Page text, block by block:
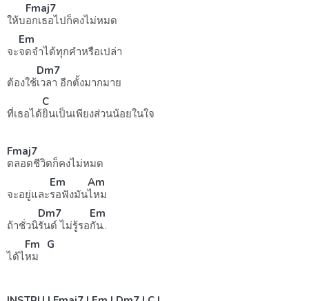
ให้บ
Fmaj7
อกเธอไปก็คงไม่หมด
จะ
Em
จดจำได้ทุกคำหรือเปล่า
ต้องใช้
Dm7
เวลา อีกตั้งมากมาย
ที่เธอได้
C
ยินเป็นเพียงส่วนน้อยในใจ
Fmaj7
ตลอดชีวิตก็คงไม่หมด
จะอยู่และ
Em
รอฟังมัน
Am
ไหม
ถ้าชั่วนิ
Dm7
รันด์ ไม่รู้รอ
Em
กัน..
ได้ไ
Fm
หม
G